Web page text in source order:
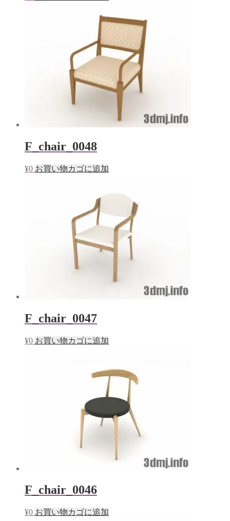
F_chair_0048
¥0 お買い物カゴに追加
F_chair_0047
¥0 お買い物カゴに追加
F_chair_0046
¥0 お買い物カゴに追加